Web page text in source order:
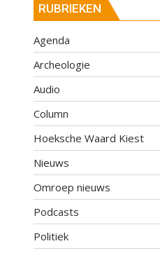
RUBRIEKEN
Agenda
Archeologie
Audio
Column
Hoeksche Waard Kiest
Nieuws
Omroep nieuws
Podcasts
Politiek